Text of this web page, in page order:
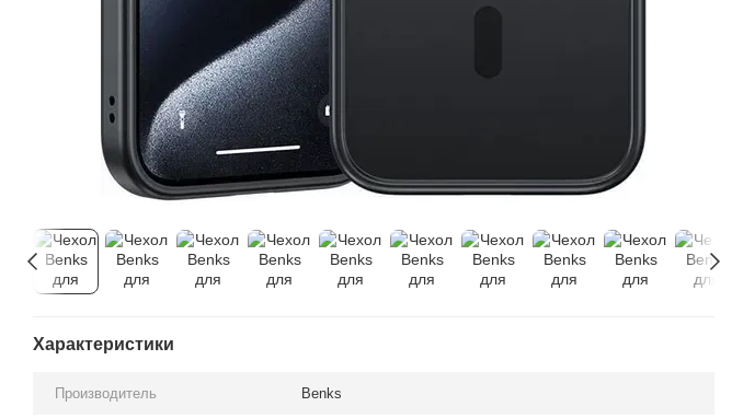
Характеристики
Производитель Benks